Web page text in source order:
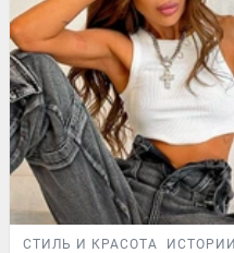
СТИЛЬ И КРАСОТА ИСТОРИИ